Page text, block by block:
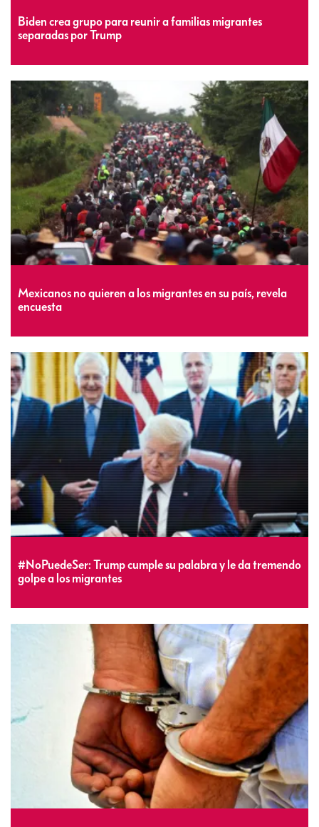
Biden crea grupo para reunir a familias migrantes
separadas por Trump
Mexicanos no quieren a los migrantes en su país, revela
encuesta
#NoPuedeSer: Trump cumple su palabra y le da tremendo
golpe a los migrantes